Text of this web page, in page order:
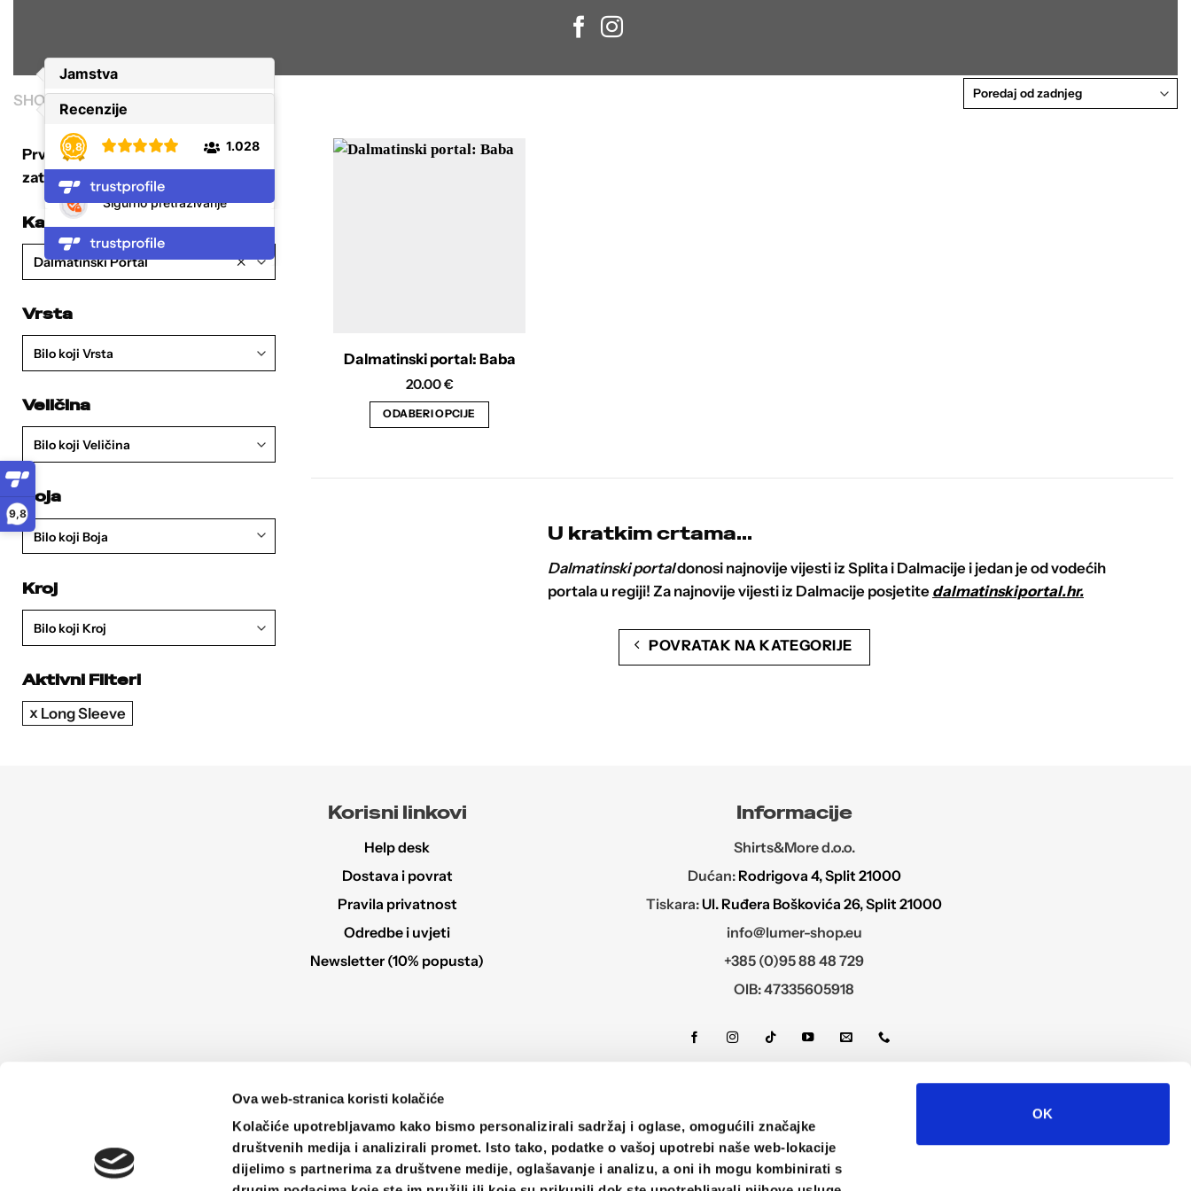
9,8
Ova web-stranica koristi kolačiće
Kolačiće upotrebljavamo kako bismo personalizirali sadržaj i oglase, omogućili značajke
društvenih medija i analizirali promet. Isto tako, podatke o vašoj upotrebi naše web-lokacije
dijelimo s partnerima za društvene medije, oglašavanje i analizu, a oni ih mogu kombinirati s
OK
SHOP / DALMATINSKI PORTAL
Prvo izaberi željenu kategoriju, a
zatim filtriraj i sortiraj proizvode.
Kategorija
×
Dalmatinski Portal
Vrsta
Bilo koji Vrsta
Veličina
Bilo koji Veličina
Boja
Bilo koji Boja
Kroj
Bilo koji Kroj
Aktivni Filteri
Long Sleeve
Dalmatinski portal: Baba
20.00€
ODABERI OPCIJE
ima
U kratkim crtama...
Dalmatinski portaldonosi najnovije vijesti iz Splita i Dalmacije i jedan je od vodećih
portala u regiji! Za najnovije vijesti iz Dalmacije posjetite dalmatinskiportal.hr.
POVRATAK NA KATEGORIJE
Korisni linkovi
Help desk
Dostava i povrat
Pravila privatnost
Odredbe i uvjeti
Newsletter (10% popusta)
Informacije
Shirts&More d.o.o.
Dućan: Rodrigova 4, Split 21000
Tiskara:Ul. Ruđera Boškovića 26, Split 21000
info@lumer-shop.eu
+385 (0)95 88 48 729
OIB: 47335605918
©2026